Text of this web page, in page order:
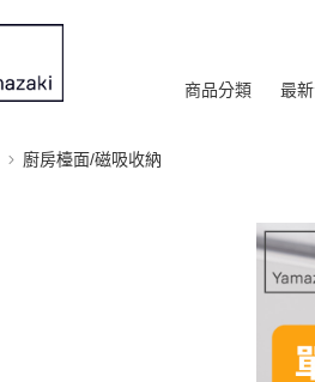
商品分類 最
廚房檯面/磁吸收納